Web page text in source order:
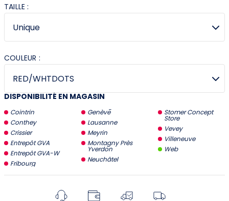
TAILLE :
COULEUR :
DISPONIBILITÉ EN MAGASIN
Cointrin
Conthey
Crissier
Entrepôt GVA
Entrepôt GVA-W
Fribourg
Genève
Lausanne
Meyrin
Montagny Près
Yverdon
Neuchâtel
Stomer Concept
Store
Vevey
Villeneuve
Web